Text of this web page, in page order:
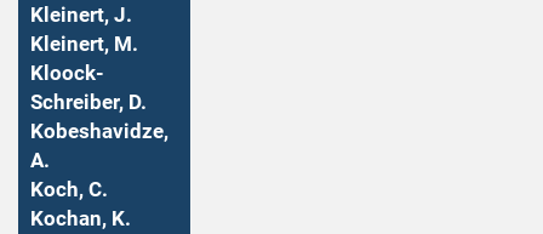
Kleinert, J.
Kleinert, M.
Kloock-
Schreiber, D.
Kobeshavidze,
A.
Koch, C.
Kochan, K.